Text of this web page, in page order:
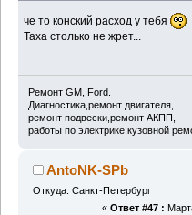
че то конский расход у тебя
Таха столько не жрет...
Ремонт GM, Ford.
Диагностика,ремонт двигателя,
ремонт подвески,ремонт АКПП,
работы по электрике,кузовной
AntoNK-SPb
Откуда: Санкт-Петербург
« Ответ #47 :